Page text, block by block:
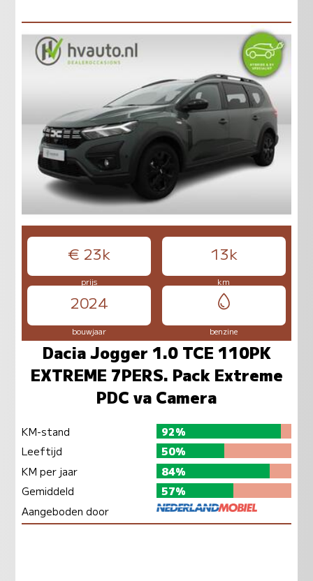
€ 23k 13k
prijs km
2024
bouwjaar benzine
Dacia Jogger 1.0 TCE 110PK
EXTREME 7PERS. Pack Extreme
PDC va Camera
KM-stand
92%
Leeftijd
50%
KM per jaar
84%
Gemiddeld
57%
Aangeboden door